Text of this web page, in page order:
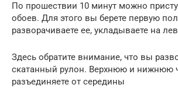
По прошествии 10 минут можно
обоев. Для этого вы берете первую
разворачиваете ее, укладываете на
Здесь обратите внимание, что вы
скатанный рулон. Верхнюю и нижнюю
разъединяете от середины